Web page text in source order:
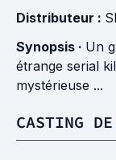
Distributeur :
Synopsis · Un
étrange serial
mystérieuse ...
CASTING